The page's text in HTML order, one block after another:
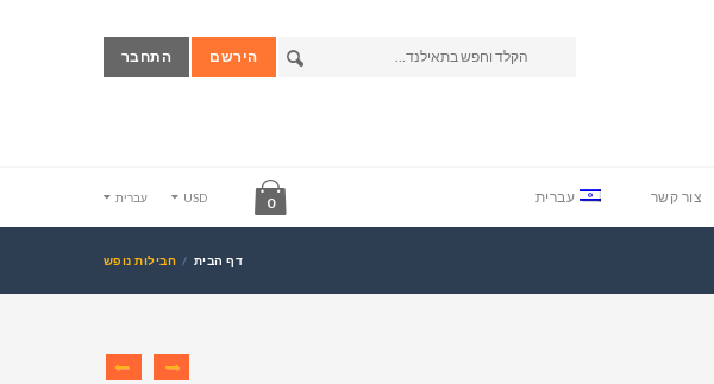
הירשם התחבר
צור קשר עברית 0
USD עברית
דף הבית חבילות נופש